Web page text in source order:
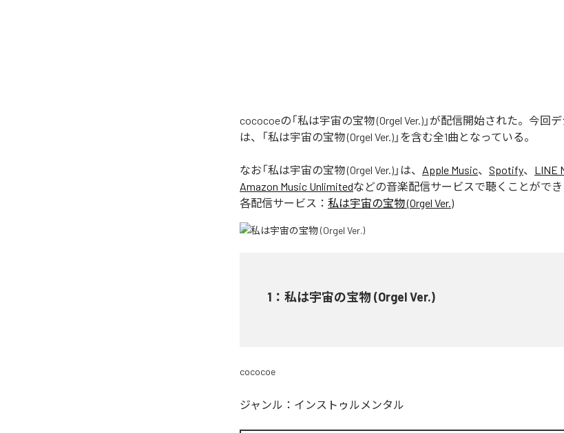
cococoeの「私は宇宙の宝物 (Orgel Ver.)」が配信開始された。今回
は、「私は宇宙の宝物 (Orgel Ver.)」を含む全1曲となっている。
なお「私は宇宙の宝物 (Orgel Ver.) 」は、 Apple Music、 Spotify、 LINE
Amazon Music Unlimitedなどの音楽配信サービスで聴くことができ
各配信サービス： 私は宇宙の宝物 (Orgel Ver.)
1 ： 私は宇宙の宝物 (Orgel Ver.)
cococoe
ジャンル： インストゥルメンタル